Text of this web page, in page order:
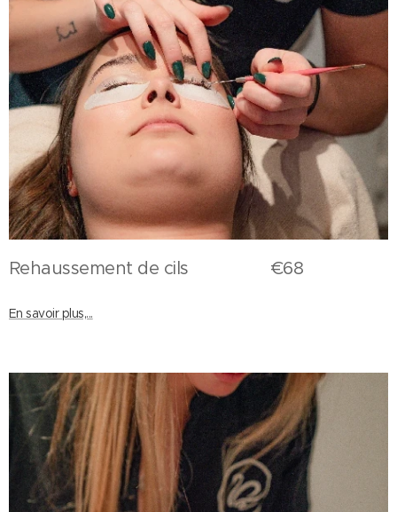
Rehaussement de cils €68
En savoir plus,...